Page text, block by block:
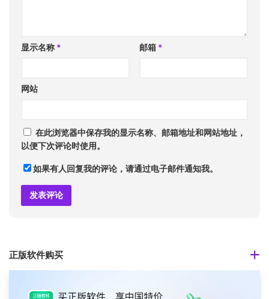
显示名称 * 邮箱 *
网站
在此浏览器中保存我的显示名称、邮箱地址和网站地址，
以便下次评论时使用。
如果有人回复我的评论，请通过电子邮件通知我。
正版软件购买